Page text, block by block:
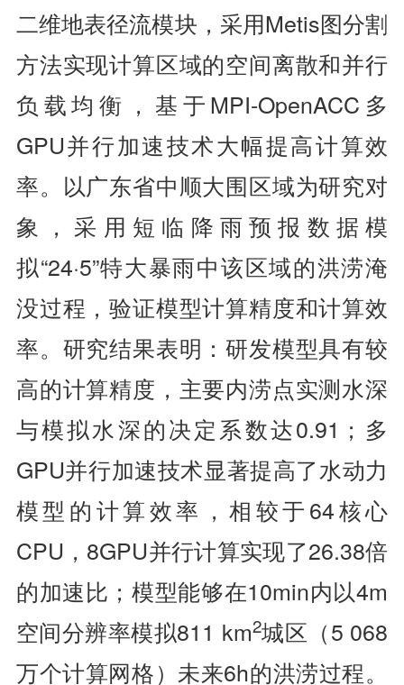
二维地表径流模块，采用Metis图分割
方法实现计算区域的空间离散和并行
负载均衡，基于MPI-OpenACC多
GPU并行加速技术大幅提高计算效
率。以广东省中顺大围区域为研究对
象，采用短临降雨预报数据模
拟“24·5”特大暴雨中该区域的洪涝淹
没过程，验证模型计算精度和计算效
率。研究结果表明：研发模型具有较
高的计算精度，主要内涝点实测水深
与模拟水深的决定系数达0.91；多
GPU并行加速技术显著提高了水动力
模型的计算效率，相较于64核心
CPU，8GPU并行计算实现了26.38倍
的加速比；模型能够在10min内以4m
空间分辨率模拟811 km2城区（5 068
万个计算网格）未来6h的洪涝过程。